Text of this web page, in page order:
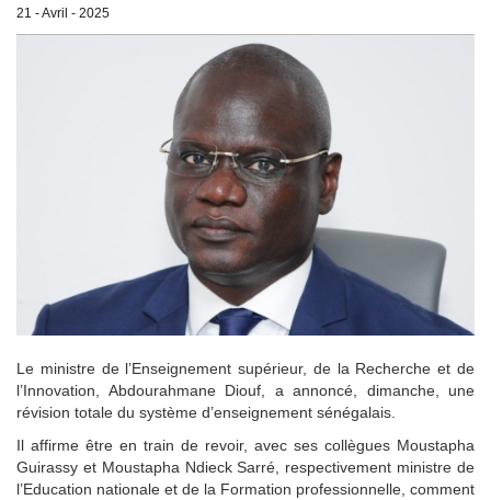
21 - Avril - 2025
Le ministre de l’Enseignement supérieur, de la Recherche et de
l’Innovation, Abdourahmane Diouf, a annoncé, dimanche, une
révision totale du système d’enseignement sénégalais.
Il affirme être en train de revoir, avec ses collègues Moustapha
Guirassy et Moustapha Ndieck Sarré, respectivement ministre de
l’Education nationale et de la Formation professionnelle, comment